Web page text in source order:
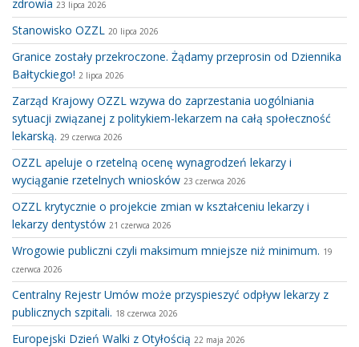
zdrowia 23 lipca 2026
Stanowisko OZZL 20 lipca 2026
Granice zostały przekroczone. Żądamy przeprosin od Dziennika
Bałtyckiego! 2 lipca 2026
Zarząd Krajowy OZZL wzywa do zaprzestania uogólniania
sytuacji związanej z politykiem-lekarzem na całą społeczność
lekarską. 29 czerwca 2026
OZZL apeluje o rzetelną ocenę wynagrodzeń lekarzy i
wyciąganie rzetelnych wniosków 23 czerwca 2026
OZZL krytycznie o projekcie zmian w kształceniu lekarzy i
lekarzy dentystów 21 czerwca 2026
Wrogowie publiczni czyli maksimum mniejsze niż minimum. 19
czerwca 2026
Centralny Rejestr Umów może przyspieszyć odpływ lekarzy z
publicznych szpitali. 18 czerwca 2026
Europejski Dzień Walki z Otyłością 22 maja 2026